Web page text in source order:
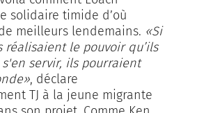
solidaire timide d’où
meilleurs lendemains. «Si
réalisaient le pouvoir qu’ils
servir, ils pourraient
, déclare
TJ à la jeune migrante